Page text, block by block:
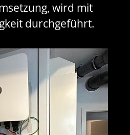
wird mit
durchgeführt.